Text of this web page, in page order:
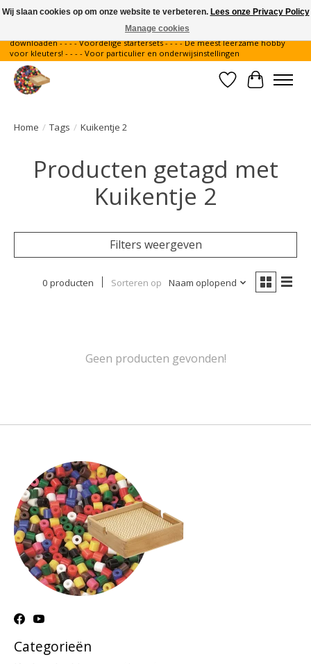
Gratis verzending binnen Nederland - - - - Legvoorbeelden gratis te
downloaden - - - - Voordelige startersets - - - - De meest leerzame hobby
voor kleuters! - - - - Voor particulier en onderwijsinstellingen
Verlanglijst
Home / Tags / Kuikentje 2
Producten getagd met
Kuikentje 2
Filters weergeven
0 producten Sorteren op Naam oplopend
Geen producten gevonden!
Categorieën
Wij slaan cookies op om onze website te verbeteren. Lees onze Privacy Policy
Manage cookies